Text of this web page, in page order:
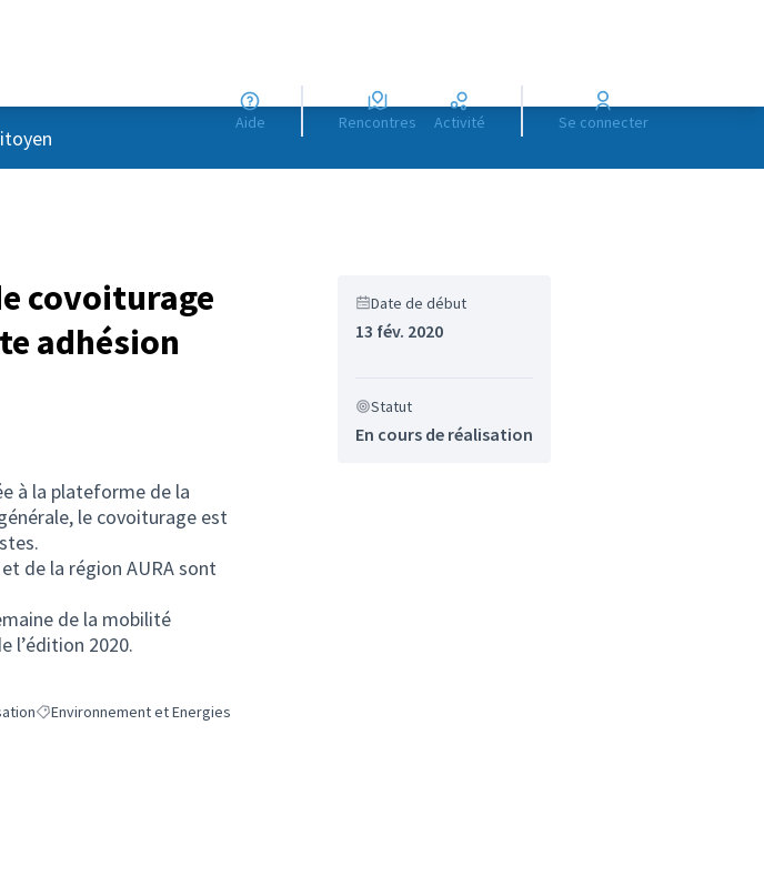
Aide Rencontres Activité Se connecter
covoiturage
adhésion
à la plateforme de la
le covoiturage est
de la région AURA sont
de la mobilité
l’édition 2020.
Propositions en cours de réalisation
Filtrer les résultats pour le secteur : Environnement et Energies
Environnement et Energies
Date de début
13 fév. 2020
Statut
En cours de réalisation